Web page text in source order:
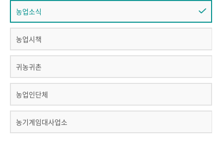
농업소식
농업시책
귀농귀촌
농업인단체
농기계임대사업소